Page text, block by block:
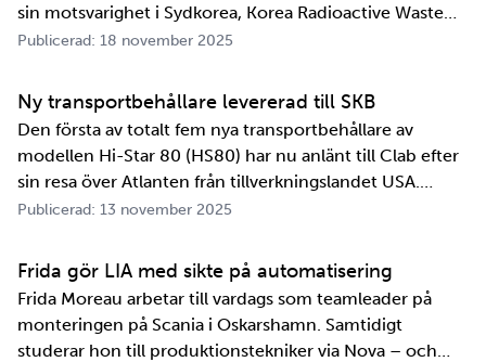
sin motsvarighet i Sydkorea, Korea Radioactive Waste
Agency, KORAD. Avtalet, som är ett så kallat
samarbetet mellan de två organisationerna. …
Publicerad: 18 november 2025
Ny transportbehållare levererad till SKB
Den första av totalt fem nya transportbehållare av
modellen Hi-Star 80 (HS80) har nu anlänt till Clab efter
sin resa över Atlanten från tillverkningslandet USA.
Innan transportbehållaren kan bli en del av SKB:s
tester och utbildningar. Redan 2008 i…
Publicerad: 13 november 2025
Frida gör LIA med sikte på automatisering
Frida Moreau arbetar till vardags som teamleader på
monteringen på Scania i Oskarshamn. Samtidigt
studerar hon till produktionstekniker via Nova – och